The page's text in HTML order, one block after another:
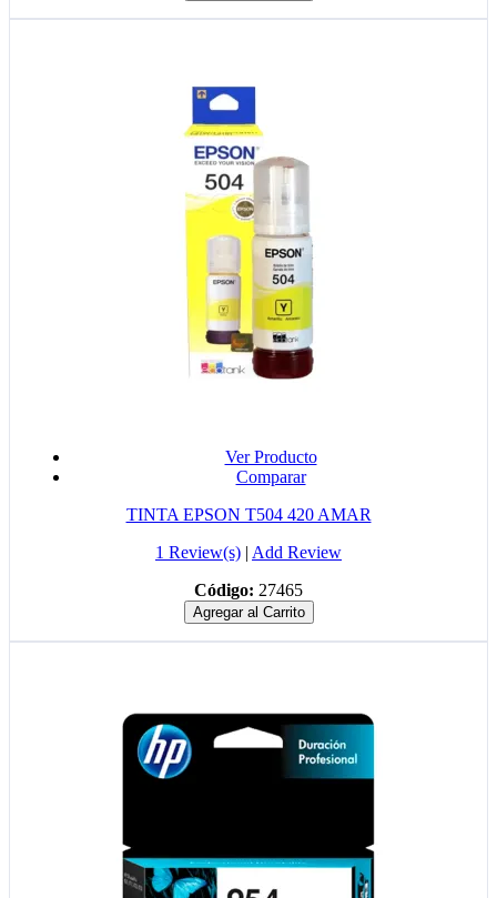
Ver Producto
Comparar
TINTA EPSON T504 420 AMAR
1 Review(s) | Add Review
Código: 27465
Agregar al Carrito